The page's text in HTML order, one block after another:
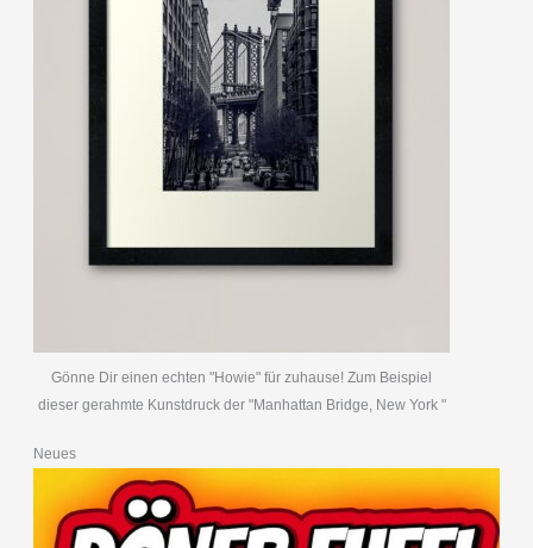
Gönne Dir einen echten "Howie" für zuhause! Zum Beispiel
dieser gerahmte Kunstdruck der "Manhattan Bridge, New York "
Neues